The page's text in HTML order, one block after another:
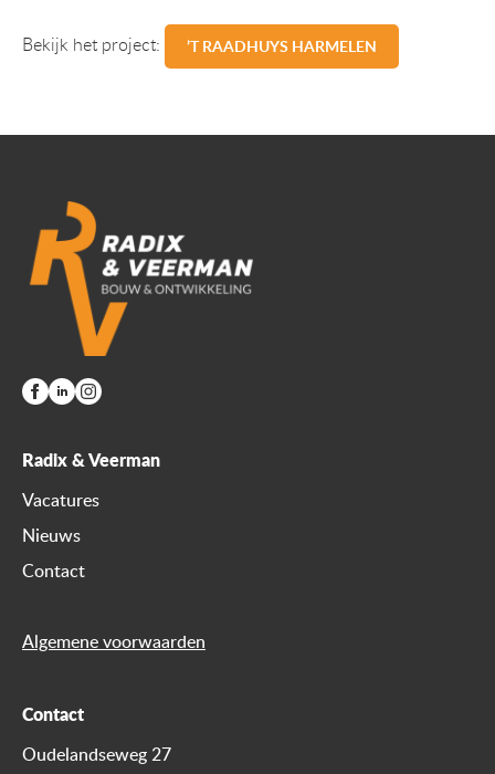
Bekijk het project: ’T RAADHUYS HARMELEN
Radix & Veerman
Vacatures
Nieuws
Contact
Algemene voorwaarden
Contact
Oudelandseweg 27